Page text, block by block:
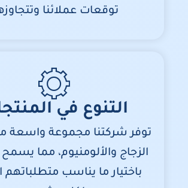
توقعات عملائنا
التنوع في
توفر شركتنا مجموعة واسعة
الزجاج والألومنيوم، مما يسمح
باختيار ما يناسب متطلباتهم